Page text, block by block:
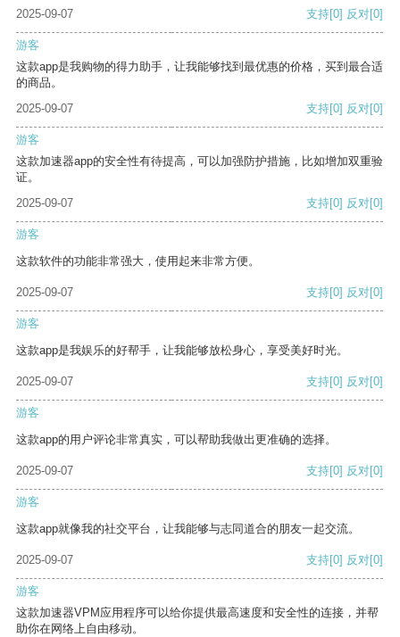
2025-09-07 支持[0] 反对[0]
游客
这款app是我购物的得力助手，让我能够找到最优惠的价格，买到最合适
的商品。
2025-09-07
支持[0] 反对[0]
游客
这款加速器app的安全性有待提高，可以加强防护措施，比如增加双重验
证。
2025-09-07
支持[0] 反对[0]
游客
这款软件的功能非常强大，使用起来非常方便。
2025-09-07 支持[0] 反对[0]
游客
这款app是我娱乐的好帮手，让我能够放松身心，享受美好时光。
2025-09-07 支持[0] 反对[0]
游客
这款app的用户评论非常真实，可以帮助我做出更准确的选择。
2025-09-07 支持[0] 反对[0]
游客
这款app就像我的社交平台，让我能够与志同道合的朋友一起交流。
2025-09-07 支持[0] 反对[0]
游客
这款加速器VPM应用程序可以给你提供最高速度和安全性的连接，并帮
助你在网络上自由移动。